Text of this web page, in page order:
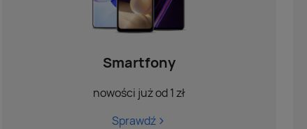
Smartfony
nowości już od 1 zł
Sprawdź